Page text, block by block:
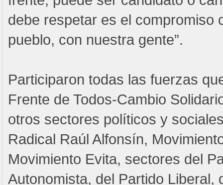
debe respetar es el compromiso
pueblo, con nuestra gente”.
Participaron todas las fuerzas
Frente de Todos-Cambio
otros sectores políticos y
Radical Raúl Alfonsín,
Movimiento Evita, sectores del
Autonomista, del Partido Liberal,